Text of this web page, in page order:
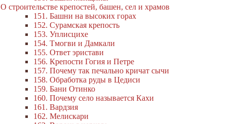
О строительстве крепостей, башен, сел и храмов
151. Башни на высоких горах
152. Сурамская крепость
153. Уплисцихе
154. Тмогви и Дамкали
155. Ответ эристави
156. Крепости Гогия и Петре
157. Почему так печально кричат сычи
158. Обработка руды в Цедиси
159. Бани Отинко
160. Почему село называется Кахи
161. Вардзия
162. Мелискари